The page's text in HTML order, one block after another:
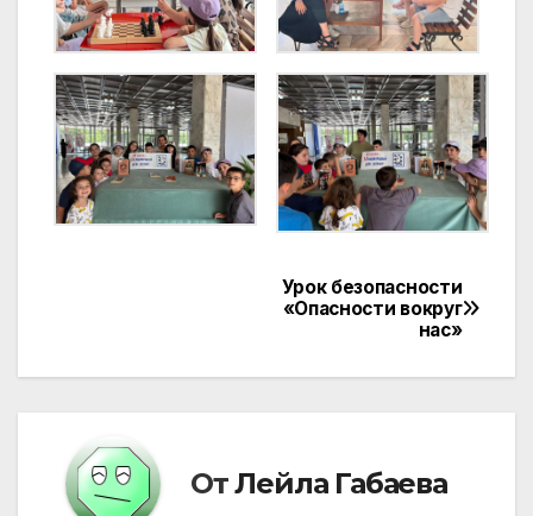
Урок безопасности
«Опасности вокруг
нас»
ОтЛейла Габаева